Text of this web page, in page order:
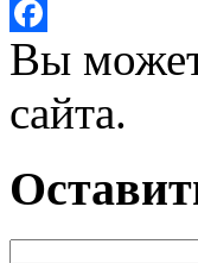
Twitter
Facebook
Вы
сайта.